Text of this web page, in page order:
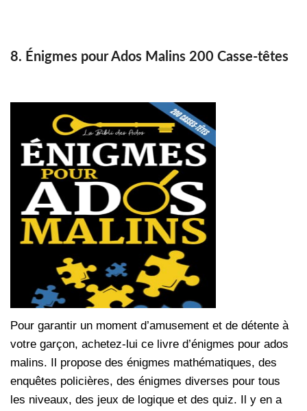
8. Énigmes pour Ados Malins 200 Casse-têtes
Pour garantir un moment d’amusement et de détente à
votre garçon, achetez-lui ce livre d’énigmes pour ados
malins. Il propose des énigmes mathématiques, des
enquêtes policières, des énigmes diverses pour tous
les niveaux, des jeux de logique et des quiz. Il y en a